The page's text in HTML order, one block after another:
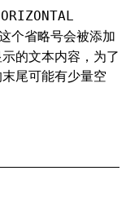
个省略号会被添加
的文本内容，为了
尾可能有少量空